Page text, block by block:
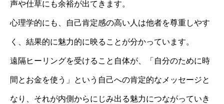
声や仕草にも余裕が出てきます。
心理学的にも、自己肯定感の高い人は他者を尊重しやす
く、結果的に魅力的に映ることが分かっています。
遠隔ヒーリングを受けること自体が、「自分のために時
間とお金を使う」という自己への肯定的なメッセージと
なり、それが内側からにじみ出る魅力につながっていき